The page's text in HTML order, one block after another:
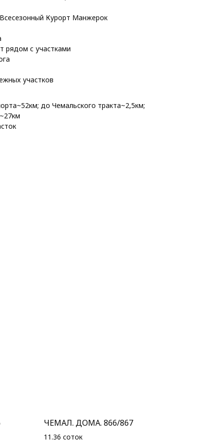
Курорт Манжерок
рядом с участками
участков
до Чемальского тракта~2,5км;
ЧЕМАЛ. ДОМА. 866/867
11.36 соток